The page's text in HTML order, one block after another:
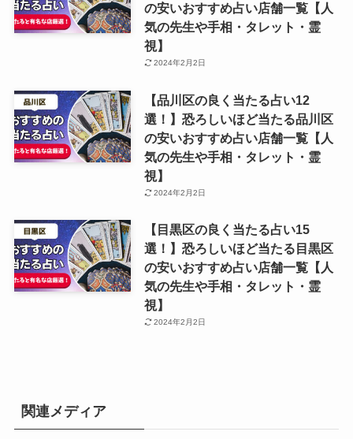
の安いおすすめ占い店舗一覧【人
気の先生や手相・タレット・霊
視】
2024年2月2日
【品川区の良く当たる占い12
選！】恐ろしいほど当たる品川区
の安いおすすめ占い店舗一覧【人
気の先生や手相・タレット・霊
視】
2024年2月2日
【目黒区の良く当たる占い15
選！】恐ろしいほど当たる目黒区
の安いおすすめ占い店舗一覧【人
気の先生や手相・タレット・霊
視】
2024年2月2日
関連メディア